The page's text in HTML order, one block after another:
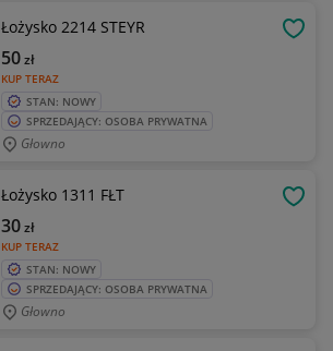
Łożysko 2214 STEYR
KUP TERAZ
50zł
STAN: NOWY
SPRZEDAJĄCY: OSOBA PRYWATNA
Głowno
Łożysko 1311 FŁT
KUP TERAZ
30zł
STAN: NOWY
SPRZEDAJĄCY: OSOBA PRYWATNA
Głowno